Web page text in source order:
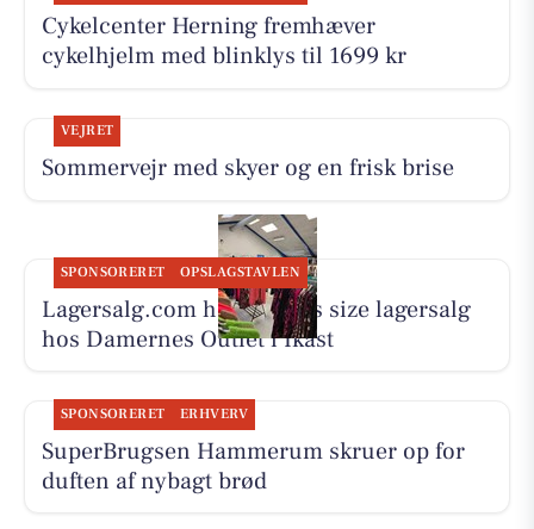
Cykelcenter Herning fremhæver
cykelhjelm med blinklys til 1699 kr
VEJRET
Sommervejr med skyer og en frisk brise
SPONSORERET OPSLAGSTAVLEN
Lagersalg.com holder plus size lagersalg
hos Damernes Outlet i Ikast
SPONSORERET ERHVERV
SuperBrugsen Hammerum skruer op for
duften af nybagt brød